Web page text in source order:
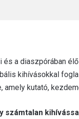
és a diaszpórában
kihívásokkal
kutató,